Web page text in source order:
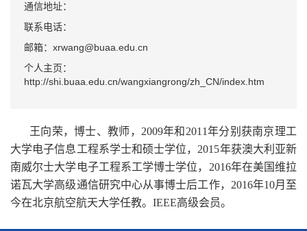
通信地址：
联系电话：
邮箱：xrwang@buaa.edu.cn
个人主页：
http://shi.buaa.edu.cn/wangxiangrong/zh_CN/index.htm
王向荣，博士、教师，2009年和2011年分别获南京理工
大学电子信息工程系学士和硕士学位，2015年获澳大利亚新
南威尔士大学电子工程系工学博士学位，2016年在美国维拉
诺瓦大学高级通信研究中心从事博士后工作，2016年10月至
今在北京航空航天大学任教。 IEEE高级会员。